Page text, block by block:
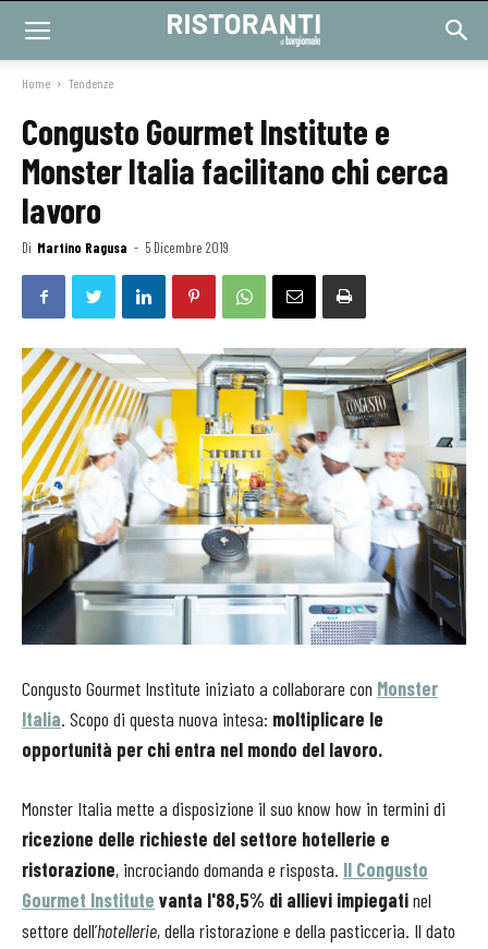
Home Tendenze
Congusto Gourmet Institute e
Monster Italia facilitano chi cerca
lavoro
Di Martino Ragusa - 5 Dicembre 2019
Congusto Gourmet Institute iniziato a collaborare con Monster
Italia. Scopo di questa nuova intesa: moltiplicare le
opportunità per chi entra nel mondo del lavoro.
Monster Italia mette a disposizione il suo know how in termini di
ricezione delle richieste del settore hotellerie e
ristorazione, incrociando domanda e risposta. Il Congusto
Gourmet Institute vanta l'88,5% di allievi impiegatinel
settore dell’hotellerie, della ristorazione e della pasticceria. Il dato